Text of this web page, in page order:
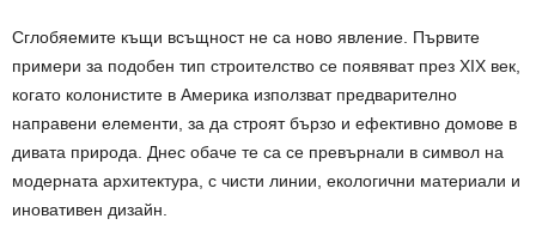
Сглобяемите къщи всъщност не са ново явление. Първите
примери за подобен тип строителство се появяват през XIX век,
когато колонистите в Америка използват предварително
направени елементи, за да строят бързо и ефективно домове в
дивата природа. Днес обаче те са се превърнали в символ на
модерната архитектура, с чисти линии, екологични материали и
иновативен дизайн.